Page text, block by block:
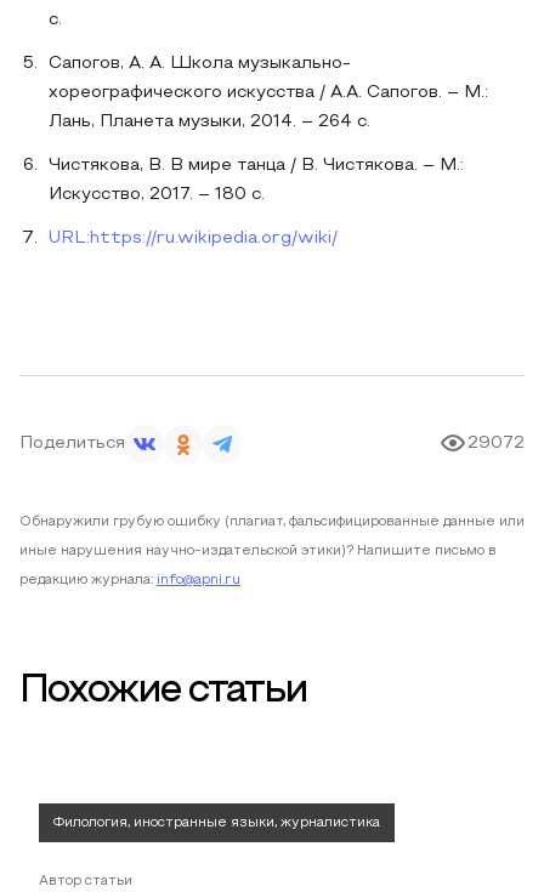
с.
Сапогов, А. А. Школа музыкально-
хореографического искусства / А.А. Сапогов. – М.:
Лань, Планета музыки, 2014. – 264 c.
Чистякова, В. В мире танца / В. Чистякова. – М.:
Искусство, 2017. – 180 c.
URL:https://ru.wikipedia.org/wiki/
Поделиться 29072
Обнаружили грубую ошибку (плагиат, фальсифицированные данные или
иные нарушения научно-издательской этики)? Напишите письмо в
редакцию журнала: info@apni.ru
Похожие статьи
Филология, иностранные языки, журналистика
Автор статьи